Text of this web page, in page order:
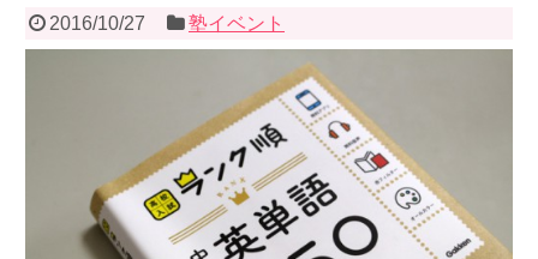
2016/10/27 塾イベント